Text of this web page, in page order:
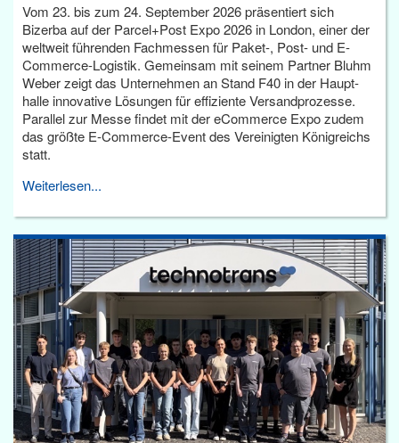
Vom 23. bis zum 24. September 2026 präsentiert sich
Bizerba auf der Parcel+Post Expo 2026 in London, einer der
weltweit führenden Fachmessen für Paket-, Post- und E-
Commerce-Logistik. Gemeinsam mit seinem Partner Bluhm
Weber zeigt das Unternehmen an Stand F40 in der Haupt­
halle innovative Lösungen für effiziente Versandprozesse.
Parallel zur Messe findet mit der eCommerce Expo zudem
das größte E-Commerce-Event des Vereinigten Königreichs
statt.
Weiterlesen...